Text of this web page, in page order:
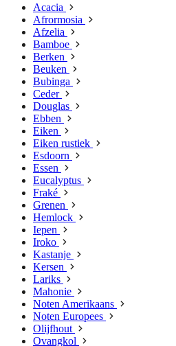
Acacia
Afrormosia
Afzelia
Bamboe
Berken
Beuken
Bubinga
Ceder
Douglas
Ebben
Eiken
Eiken rustiek
Esdoorn
Essen
Eucalyptus
Fraké
Grenen
Hemlock
Iepen
Iroko
Kastanje
Kersen
Lariks
Mahonie
Noten Amerikaans
Noten Europees
Olijfhout
Ovangkol